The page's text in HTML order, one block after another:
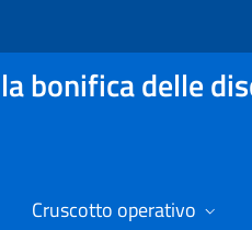
bonifica delle
Cruscotto operativo